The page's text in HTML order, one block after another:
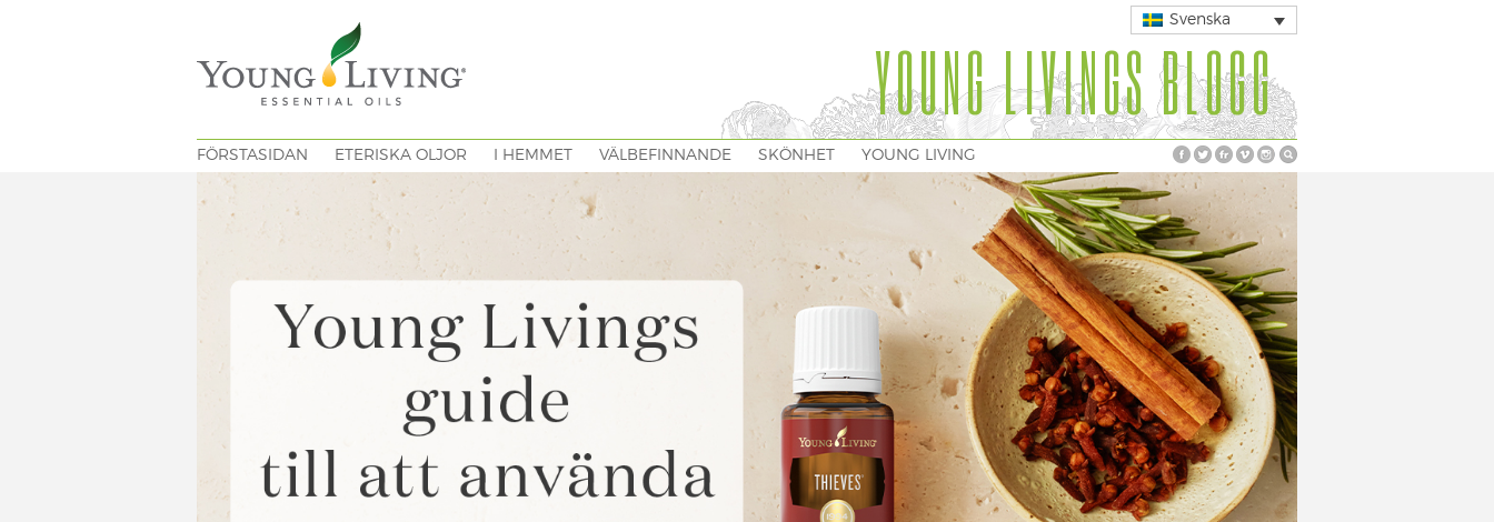
Svenska
YOUNG LIVINGS BLOGG
FÖRSTASIDAN ETERISKA OLJOR I HEMMET VÄLBEFINNANDE SKÖNHET YOUNG LIVING